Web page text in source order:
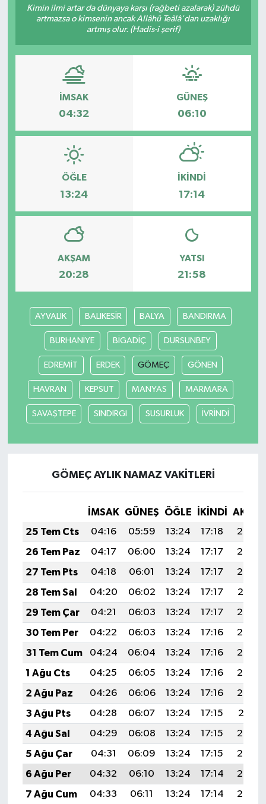
Kimin ilmi artar da dünyaya karşı (rağbeti azalarak) zühdü
artmazsa o kimsenin ancak Allâhü Teâlâ'dan uzaklığı
artmış olur. (Hadis-i şerif)
İMSAK
04:32
GÜNEŞ
06:10
ÖĞLE
13:24
İKINDI
17:14
AKŞAM
20:28
YATSI
21:58
AYVALIK BALIKESİR BALYA BANDIRMA
BURHANİYE BİGADİÇ DURSUNBEY
EDREMİT ERDEK GÖMEÇ GÖNEN
HAVRAN KEPSUT MANYAS MARMARA
SAVAŞTEPE SINDIRGI SUSURLUK İVRİNDİ
GÖMEÇ AYLIK NAMAZ VAKITLERI
İMSAK GÜNEŞ ÖĞLE İKINDI
25 Tem Cts
04:16 05:59 13:24 17:18
20:39
26 Tem Paz
04:17 06:00 13:24 17:17
20:39
27 Tem Pts
04:18 06:01 13:24 17:17
20:38
28 Tem Sal
04:20 06:02 13:24 17:17
20:37
29 Tem Çar
04:21 06:03 13:24 17:17
20:36
30 Tem Per
04:22 06:03 13:24 17:16
20:35
31 Tem Cum
04:24 06:04 13:24 17:16
20:34
1 Ağu Cts
04:25 06:05 13:24 17:16
20:33
2 Ağu Paz
04:26 06:06 13:24 17:16
20:32
3 Ağu Pts
04:28 06:07 13:24 17:15
20:31
4 Ağu Sal
04:29 06:08 13:24 17:15
20:30
5 Ağu Çar
04:31 06:09 13:24 17:15
20:29
6 Ağu Per
04:32 06:10 13:24 17:14
20:28
7 Ağu Cum
04:33 06:11 13:24 17:14
20:26